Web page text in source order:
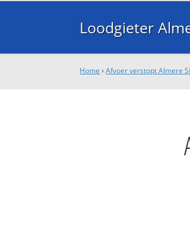
Loodgieter
Home ›Afvoer verstopt Almere